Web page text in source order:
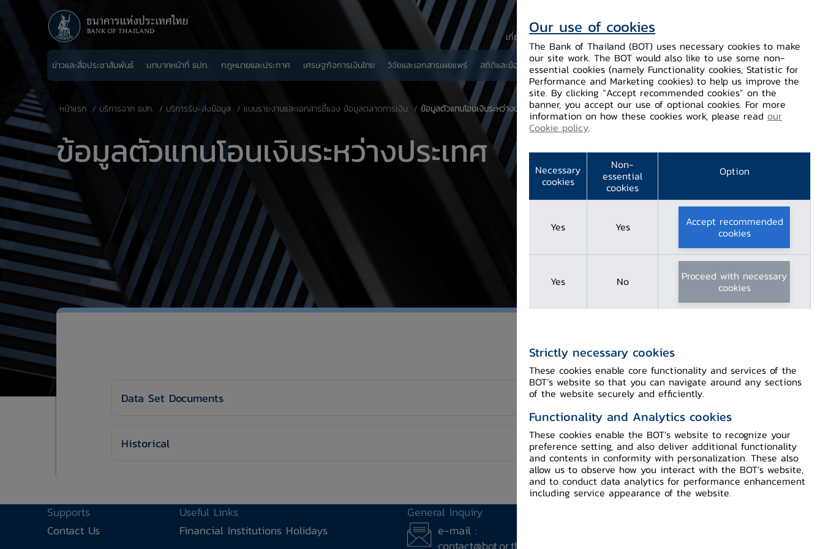
ข่าวและสื่อประชาสัมพันธ์ บทบาทหน้าที่ ธปท. กฎหมายและประกาศ เศรษฐกิจการเงินไทย วิจัยและเอกสารเผยแพร่ สถิติและข้อมูลเผยแพร่ บริการจาก ธปท. นวัตกรรมภาคการเงิน สตางค์ Story
เกี่ยวกับ ธปท. ติดต่อเรา ช่วยเหลือ / ร้องเรียน
หน้าแรก บริการจาก ธปท. บริการรับ-ส่งข้อมูล แบบรายงานและเอกสารชี้แจง ข้อมูลตลาดการเงิน ​ข้อมูลตัวแทนโอนเงินระหว่างประเทศ
​ข้อมูลตัวแทนโอนเงินระหว่างประเทศ
Data Set Documents
Historical
Supports
Contact Us
Useful Links
Financial Institutions Holidays
General Inquiry
e-mail :
contact@bot.or.th
Our use of cookies
The Bank of Thailand (BOT) uses necessary cookies to make
our site work. The BOT would also like to use some non-
essential cookies (namely Functionality cookies, Statistic for
Performance and Marketing cookies) to help us improve the
site. By clicking “Accept recommended cookies” on the
banner, you accept our use of optional cookies. For more
information on how these cookies work, please read our
Cookie policy.
Necessary
cookies
Non-
essential
cookies
Option
Yes Yes Accept recommended
cookies
Yes No Proceed with necessary
cookies
Strictly necessary cookies
These cookies enable core functionality and services of the
BOT’s website so that you can navigate around any sections
of the website securely and efficiently.
Functionality and Analytics cookies
These cookies enable the BOT’s website to recognize your
preference setting, and also deliver additional functionality
and contents in conformity with personalization. These also
allow us to observe how you interact with the BOT’s website,
and to conduct data analytics for performance enhancement
including service appearance of the website.